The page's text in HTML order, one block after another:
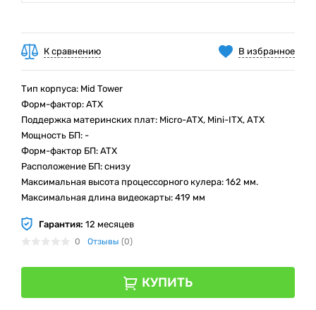
В избранное
К сравнению
Тип корпуса: Mid Tower
Форм-фактор: ATX
Поддержка материнских плат: Micro-ATX, Mini-ITX, АТХ
Мощность БП: -
Форм-фактор БП: ATX
Расположение БП: снизу
Максимальная высота процессорного кулера: 162 мм.
Максимальная длина видеокарты: 419 мм
Гарантия: 12 месяцев
0 Отзывы (0)
КУПИТЬ